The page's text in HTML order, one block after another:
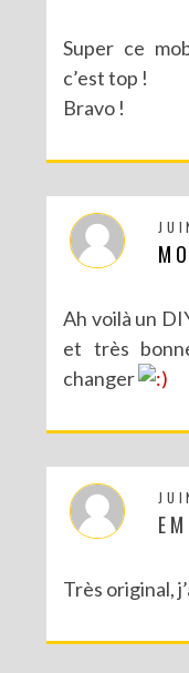
Super ce
c’est top !
Bravo !
Ah voilà un
et très
changer
Très original,